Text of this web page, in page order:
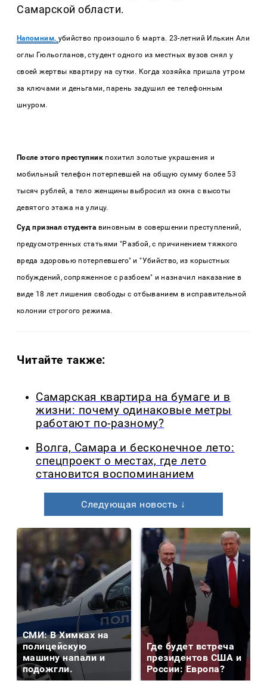
Самарской области.
Напомним, убийство произошло 6 марта. 23-летний Илькин Али
оглы Гюльогланов, студент одного из местных вузов снял у
своей жертвы квартиру на сутки. Когда хозяйка пришла утром
за ключами и деньгами, парень задушил ее телефонным
шнуром.
После этого преступник похитил золотые украшения и
мобильный телефон потерпевшей на общую сумму более 53
тысяч рублей, а тело женщины выбросил из окна с высоты
девятого этажа на улицу.
Суд признал студента виновным в совершении преступлений,
предусмотренных статьями "Разбой, с причинением тяжкого
вреда здоровью потерпевшего" и "Убийство, из корыстных
побуждений, сопряженное с разбоем" и назначил наказание в
виде 18 лет лишения свободы с отбыванием в исправительной
колонии строгого режима.
Читайте также:
Самарская квартира на бумаге и в
жизни: почему одинаковые метры
работают по-разному?
Волга, Самара и бесконечное лето:
спецпроект о местах, где лето
становится воспоминанием
Следующая новость ↓
СМИ: В Химках на
полицейскую
машину напали и
подожгли.
Где будет встреча
президентов США и
России: Европа?